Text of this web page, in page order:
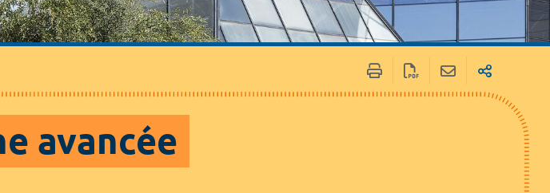
avancée